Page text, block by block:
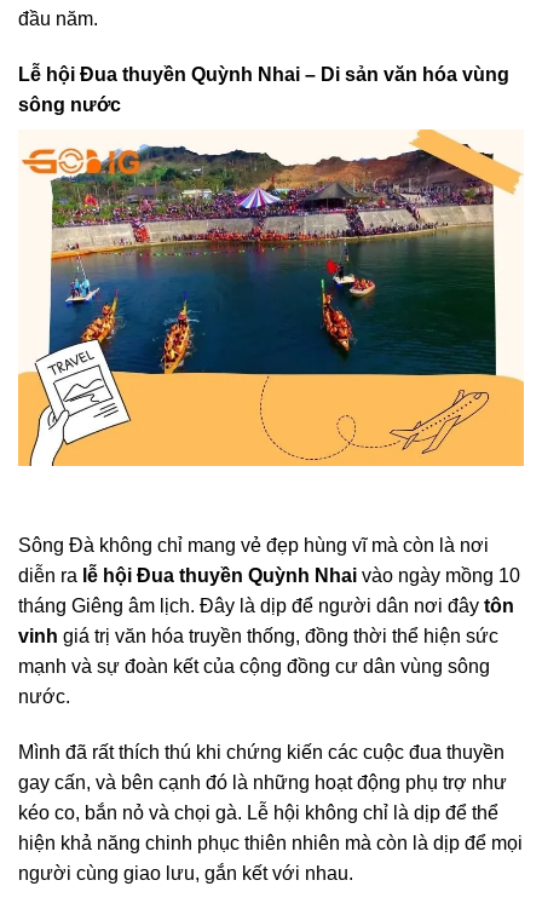
đầu năm.
Lễ hội Đua thuyền Quỳnh Nhai – Di sản văn hóa vùng
sông nước
Sông Đà không chỉ mang vẻ đẹp hùng vĩ mà còn là nơi
diễn ra lễ hội Đua thuyền Quỳnh Nhai vào ngày mồng 10
tháng Giêng âm lịch. Đây là dịp để người dân nơi đây tôn
vinh giá trị văn hóa truyền thống, đồng thời thể hiện sức
mạnh và sự đoàn kết của cộng đồng cư dân vùng sông
nước.
Mình đã rất thích thú khi chứng kiến các cuộc đua thuyền
gay cấn, và bên cạnh đó là những hoạt động phụ trợ như
kéo co, bắn nỏ và chọi gà. Lễ hội không chỉ là dịp để thể
hiện khả năng chinh phục thiên nhiên mà còn là dịp để mọi
người cùng giao lưu, gắn kết với nhau.